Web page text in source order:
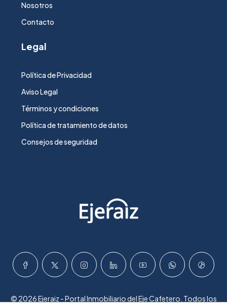
Nosotros
Contacto
Legal
Política de Privacidad
Aviso Legal
Términos y condiciones
Política de tratamiento de datos
Consejos de seguridad
© 2026 Ejeraiz - Portal Inmobiliario del Eje Cafetero. Todos los